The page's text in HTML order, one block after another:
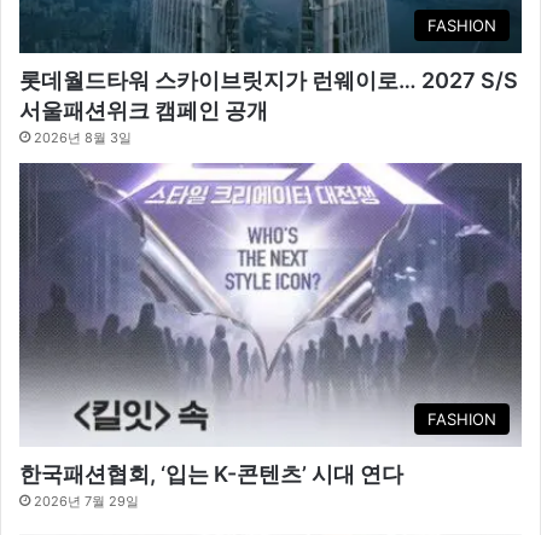
FASHION
롯데월드타워 스카이브릿지가 런웨이로… 2027 S/S
서울패션위크 캠페인 공개
2026년 8월 3일
FASHION
한국패션협회, ‘입는 K-콘텐츠’ 시대 연다
2026년 7월 29일